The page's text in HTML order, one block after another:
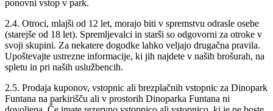
ponovni vstop v park.
2.4. Otroci, mlajši od 12 let, morajo biti v spremstvu odrasle osebe
(starejše od 18 let). Spremljevalci in starši so odgovorni za otroke v
svoji skupini. Za nekatere dogodke lahko veljajo drugačna pravila.
Upoštevajte ustrezne informacije, ki jih najdete v naših brošurah, na
spletu in pri naših uslužbencih.
2.5. Prodaja kuponov, vstopnic ali brezplačnih vstopnic za Dinopark
Funtana na parkirišču ali v prostorih Dinoparka Funtana ni